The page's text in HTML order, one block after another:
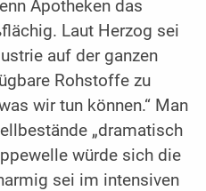
Apotheken das
Laut Herzog sei
auf der ganzen
Rohstoffe zu
wir tun können.“ Man
„dramatisch
würde sich die
sei im intensiven